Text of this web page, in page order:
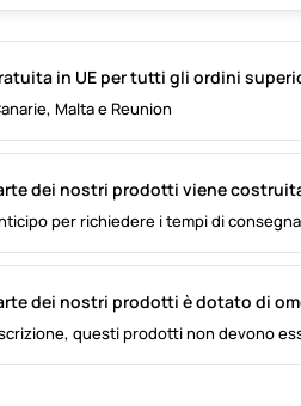
in UE per tutti gli ordini
Malta e Reunion
dei nostri prodotti viene
per richiedere i tempi di
dei nostri prodotti è dotato di
questi prodotti non devono